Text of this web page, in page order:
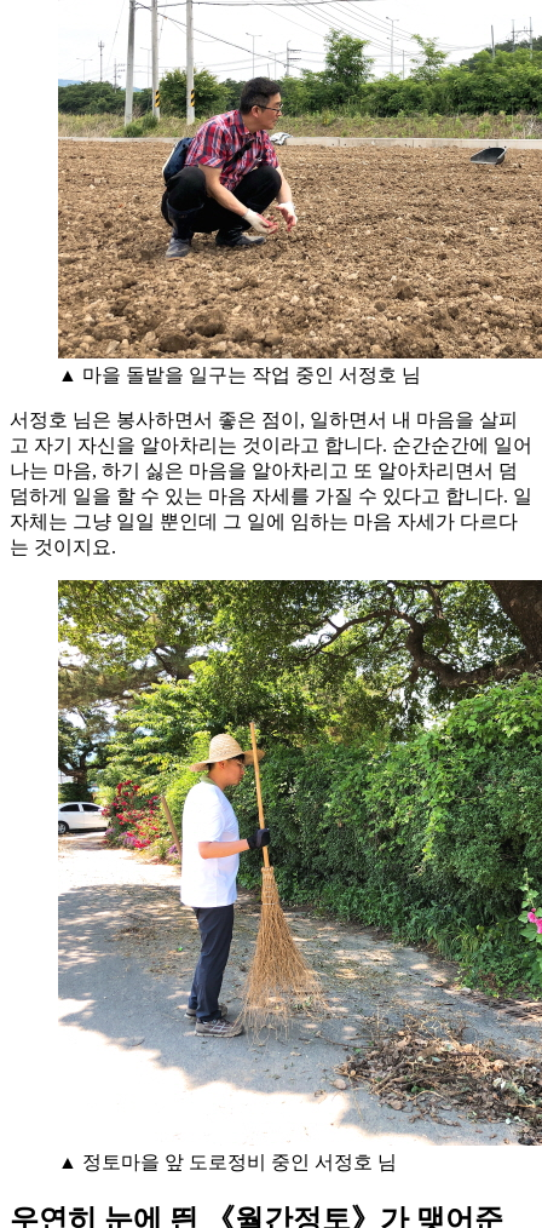
▲ 마을 돌밭을 일구는 작업 중인 서정호 님
서정호 님은 봉사하면서 좋은 점이, 일하면서 내 마음을 살피
고 자기 자신을 알아차리는 것이라고 합니다. 순간순간에 일어
나는 마음, 하기 싫은 마음을 알아차리고 또 알아차리면서 덤
덤하게 일을 할 수 있는 마음 자세를 가질 수 있다고 합니다. 일
자체는 그냥 일일 뿐인데 그 일에 임하는 마음 자세가 다르다
는 것이지요.
▲ 정토마을 앞 도로정비 중인 서정호 님
우연히 눈에 띈 《월간정토》가 맺어준